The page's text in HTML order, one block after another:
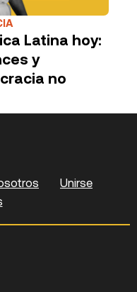
Latina hoy:
y
no
Unirse